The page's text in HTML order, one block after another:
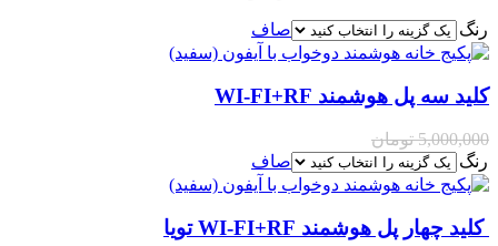
رنگ صاف
کلید سه پل هوشمند WI-FI+RF
5,000,000 تومان
رنگ
صاف
کلید چهار پل هوشمند WI-FI+RF تویا